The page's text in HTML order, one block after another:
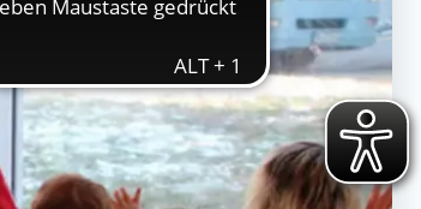
sich anzumelden.
E-Mail-Adresse
Passwort